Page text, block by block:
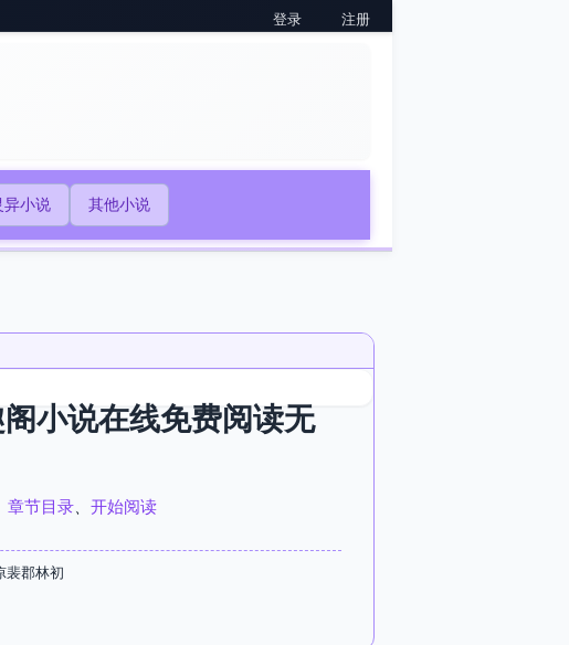
登录 注册
异小说 其他小说
小说在线免费阅读无
章节目录
开始阅读
裴郡林初